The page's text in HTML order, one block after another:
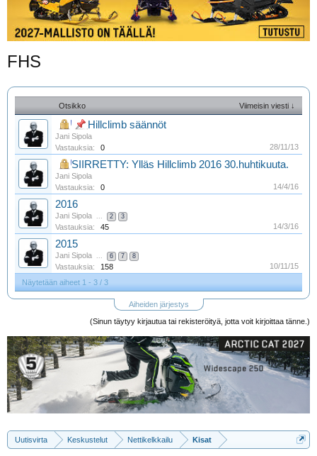
FHS
Otsikko Viimeisin viesti ↓
Hillclimb säännöt
Jani Sipola
Vastauksia:
0 28/11/13
SIIRRETTY: Ylläs Hillclimb 2016 30.huhtikuuta.
Jani Sipola
Vastauksia:
0 14/4/16
2016
Jani Sipola 2 3
Vastauksia: 45 14/3/16
2015
Jani Sipola 6 7 8
Vastauksia: 158
10/11/15
Näytetään aiheet 1 - 3 / 3
Aiheiden järjestys
(Sinun täytyy kirjautua tai rekisteröityä, jotta voit kirjoittaa tänne.)
Uutisvirta Keskustelut Nettikelkkailu Kisat